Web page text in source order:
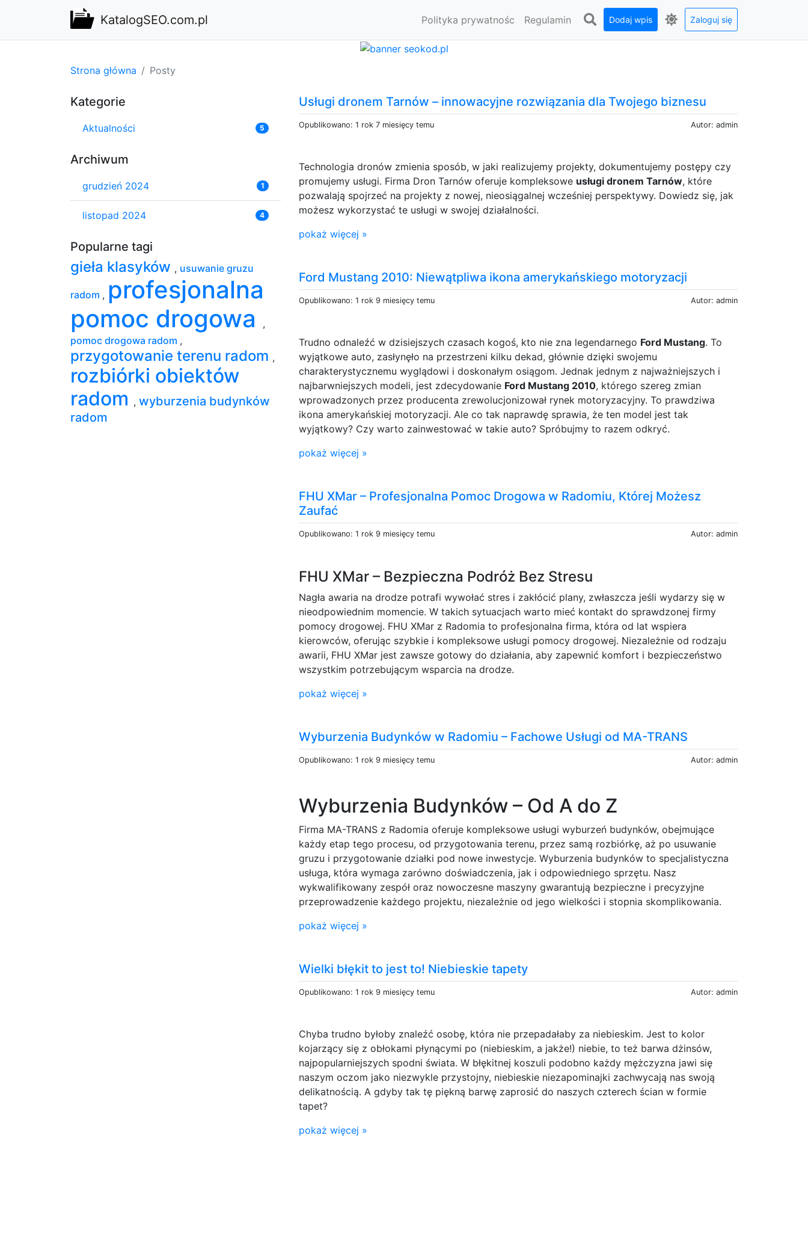
KatalogSEO.com.pl Polityka prywatnośc Regulamin Dodaj wpis Zaloguj się
Strona główna Posty
Usługi dronem Tarnów – innowacyjne rozwiązania dla Twojego biznesu
Opublikowano: 1 rok 7 miesięcy temu Autor: admin
Technologia dronów zmienia sposób, w jaki realizujemy projekty, dokumentujemy postępy czy
promujemy usługi. Firma Dron Tarnów oferuje kompleksowe usługi dronem Tarnów, które
pozwalają spojrzeć na projekty z nowej, nieosiągalnej wcześniej perspektywy. Dowiedz się, jak
możesz wykorzystać te usługi w swojej działalności.
pokaż więcej »
Ford Mustang 2010: Niewątpliwa ikona amerykańskiego motoryzacji
Opublikowano: 1 rok 9 miesięcy temu Autor: admin
Trudno odnaleźć w dzisiejszych czasach kogoś, kto nie zna legendarnego Ford Mustang. To
wyjątkowe auto, zasłynęło na przestrzeni kilku dekad, głównie dzięki swojemu
charakterystycznemu wyglądowi i doskonałym osiągom. Jednak jednym z najważniejszych i
najbarwniejszych modeli, jest zdecydowanie Ford Mustang 2010, którego szereg zmian
wprowadzonych przez producenta zrewolucjonizował rynek motoryzacyjny. To prawdziwa
ikona amerykańskiej motoryzacji. Ale co tak naprawdę sprawia, że ten model jest tak
wyjątkowy? Czy warto zainwestować w takie auto? Spróbujmy to razem odkryć.
pokaż więcej »
FHU XMar – Profesjonalna Pomoc Drogowa w Radomiu, Której Możesz
Zaufać
Opublikowano: 1 rok 9 miesięcy temu Autor: admin
FHU XMar – Bezpieczna Podróż Bez Stresu
Nagła awaria na drodze potrafi wywołać stres i zakłócić plany, zwłaszcza jeśli wydarzy się w
nieodpowiednim momencie. W takich sytuacjach warto mieć kontakt do sprawdzonej firmy
pomocy drogowej. FHU XMar z Radomia to profesjonalna firma, która od lat wspiera
kierowców, oferując szybkie i kompleksowe usługi pomocy drogowej. Niezależnie od rodzaju
awarii, FHU XMar jest zawsze gotowy do działania, aby zapewnić komfort i bezpieczeństwo
wszystkim potrzebującym wsparcia na drodze.
pokaż więcej »
Wyburzenia Budynków w Radomiu – Fachowe Usługi od MA-TRANS
Opublikowano: 1 rok 9 miesięcy temu Autor: admin
Wyburzenia Budynków – Od A do Z
Firma MA-TRANS z Radomia oferuje kompleksowe usługi wyburzeń budynków, obejmujące
każdy etap tego procesu, od przygotowania terenu, przez samą rozbiórkę, aż po usuwanie
gruzu i przygotowanie działki pod nowe inwestycje. Wyburzenia budynków to specjalistyczna
usługa, która wymaga zarówno doświadczenia, jak i odpowiedniego sprzętu. Nasz
wykwalifikowany zespół oraz nowoczesne maszyny gwarantują bezpieczne i precyzyjne
przeprowadzenie każdego projektu, niezależnie od jego wielkości i stopnia skomplikowania.
pokaż więcej »
Wielki błękit to jest to! Niebieskie tapety
Opublikowano: 1 rok 9 miesięcy temu Autor: admin
Chyba trudno byłoby znaleźć osobę, która nie przepadałaby za niebieskim. Jest to kolor
kojarzący się z obłokami płynącymi po (niebieskim, a jakże!) niebie, to też barwa dżinsów,
najpopularniejszych spodni świata. W błękitnej koszuli podobno każdy mężczyzna jawi się
naszym oczom jako niezwykle przystojny, niebieskie niezapominajki zachwycają nas swoją
delikatnością. A gdyby tak tę piękną barwę zaprosić do naszych czterech ścian w formie
tapet?
pokaż więcej »
Kategorie
Aktualności 5
Archiwum
grudzień 2024 1
listopad 2024 4
Popularne tagi
gieła klasyków , usuwanie gruzu
radom , profesjonalna
pomoc drogowa
,
pomoc drogowa radom ,
przygotowanie terenu radom ,
rozbiórki obiektów
radom , wyburzenia budynków
radom